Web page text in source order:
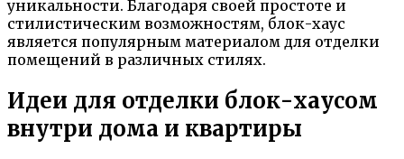
уникальности. Благодаря своей простоте и
стилистическим возможностям, блок-хаус
является популярным материалом для отделки
помещений в различных стилях.
Идеи для отделки блок-хаусом
внутри дома и квартиры